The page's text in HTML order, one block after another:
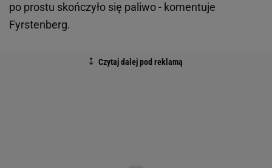
po prostu skończyło się paliwo - komentuje
Fyrstenberg.